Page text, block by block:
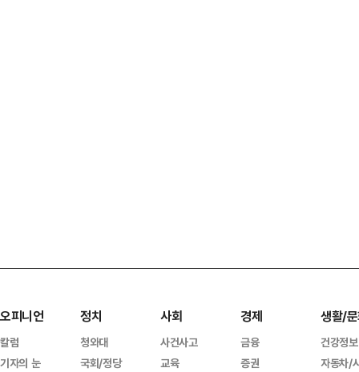
오피니언
칼럼
기자의 눈
정치
청와대
국회/정당
사회
사건사고
교육
경제
금융
증권
생활/
건강정보
자동차/